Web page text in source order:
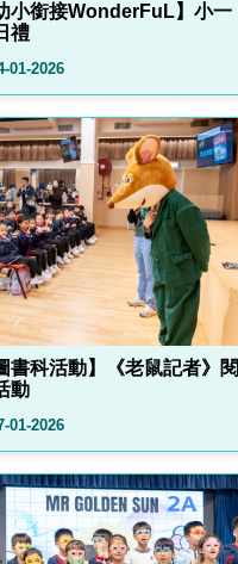
小銜接WonderFuL】小一
禮
01-2026
書科活動】《老鼠記者》閱
動
01-2026